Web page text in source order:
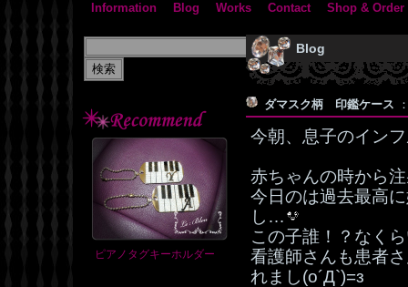
Information Blog Works Contact Shop & Order
ピアノタグキーホルダー
Blog
ダマスク柄 印鑑ケース
今朝、息子のイン
赤ちゃんの時から
今日のは過去最高
し…
この子誰！？なく
看護師さんも患者
れまし(o´Д`)=з